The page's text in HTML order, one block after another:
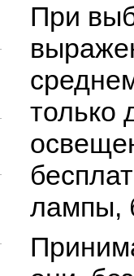
При
только
лампы,